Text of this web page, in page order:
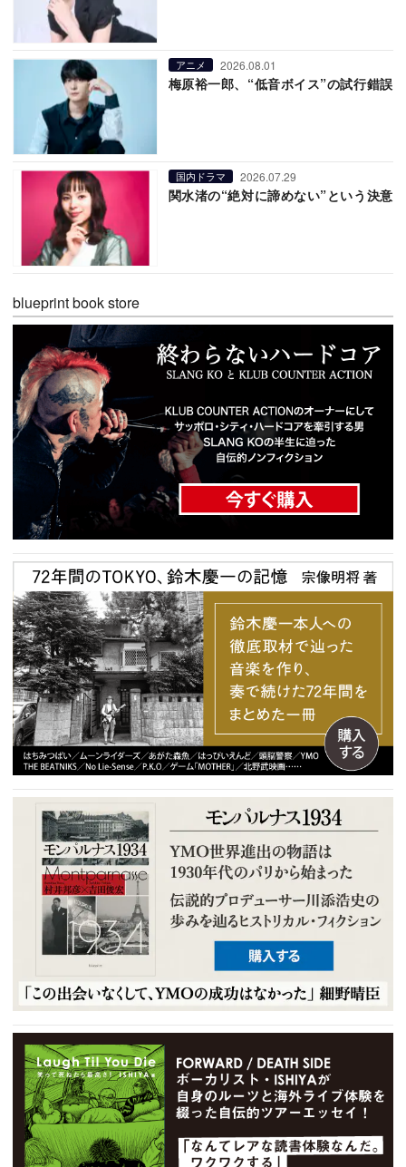
アニメ 2026.08.01
梅原裕一郎、“低音ボイス”の試行錯誤
国内ドラマ 2026.07.29
関水渚の“絶対に諦めない”という決意
blueprint book store